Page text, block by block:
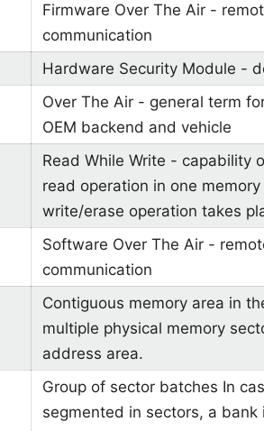
Firmware Over The Air -
communication
Hardware Security Module -
Over The Air - general term
OEM backend and vehicle
Read While Write - capability
read operation in one
write/erase operation takes
Software Over The Air -
communication
Contiguous memory area in
multiple physical memory
address area.
Group of sector batches In
segmented in sectors, a